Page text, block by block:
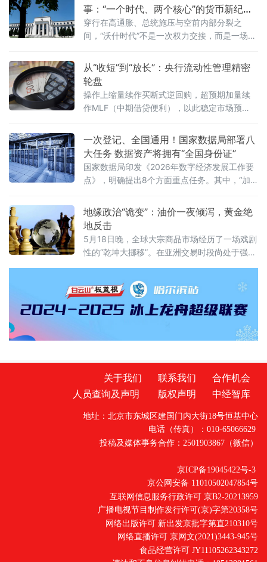
事：“一个时代、两个核心”的货币新纪元
开启
穿行在高通胀、总统施压与空前内部分裂之
间，“沃什时代”不是一次权力交接，而是一场对
从“收短”到“放长”：央行流动性管理精密
轮盘
操作上缩量续作买断式逆回购，超预期加量续
作MLF（中期借贷便利），以此稳定市场预
元1年期MLF资金，冲抵当月5000亿元MLF到
期量后实现1000亿元净投放，而就在此之前的
5月中旬，3个月和6个月两个期限的买断式逆回
购刚实现10000亿元规模的净回笼，两者共
一次登记、全国通用！国家数据局部署八
大任务 数据资产将拥有“全国身份证”
国家数据局印发《2026年数字经济发展工作要
点》，明确提出8个方面重点任务。其中，“加
数据要素市场化配置改革的首要举措，成为最
受市场瞩目的政策亮点。数据作为第五大生产
要素，其产权归属长期处于“有财产、无凭证”的
模糊地带。各地分散探索的数
地缘政治“诡变”：油价一夜倾泻，黄金绝
地反击
5月18日晚，全球大宗商品市场经历了一场戏剧
性的“乾坤大挪移”。在亚洲交易时段尚处于强势
下——WTI原油期货失守100美元/桶关键心理
关口，布伦特原油期货同步大幅跳水，盘中跌
幅一度扩大至1%以上。与此同时，黄金市场则
上演了截然相反的剧情：现货黄金在早盘刚刚
跌破4500美元/盎司、创下近两个月新低之后，
晚间骤然拉升，一举收复失地
关于我们 联系我们
合作机会
人员查询及声明
版权声明 中经智库
地址：北京市东城区建国门内大街18号恒基中心
电话（传真）：010-65066629
投稿及媒体事务合作：2501903867（微信）
京ICP备19045422号-3
京公网安备 11010502047854号
互联网信息服务行政许可 京B2-20213959
广播电视节目制作发行许可(京)字第20358号
网络出版许可 新出发京批字第直210310号
网络直播许可 京网文(2021)3443-945号
食品经营许可 JY11105262343272